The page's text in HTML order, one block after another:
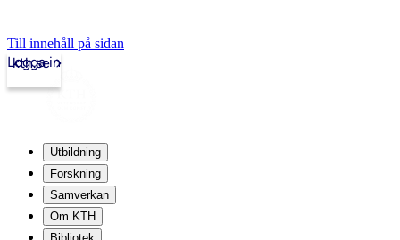
Till innehåll på sidan
kth.se
Logga in
Utbildning
Forskning
Samverkan
Om KTH